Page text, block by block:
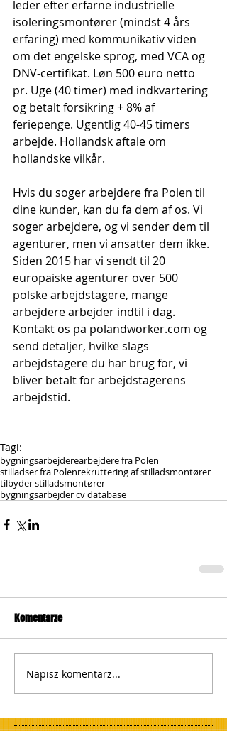
leder efter erfarne industrielle
isoleringsmontører (mindst 4 års
erfaring) med kommunikativ viden
om det engelske sprog, med VCA og
DNV-certifikat. Løn 500 euro netto
pr. Uge (40 timer) med indkvartering
og betalt forsikring + 8% af
feriepenge. Ugentlig 40-45 timers
arbejde. Hollandsk aftale om
hollandske vilkår.
Hvis du soger arbejdere fra Polen til
dine kunder, kan du fa dem af os. Vi
soger arbejdere, og vi sender dem til
agenturer, men vi ansatter dem ikke.
Siden 2015 har vi sendt til 20
europaiske agenturer over 500
polske arbejdstagere, mange
arbejdere arbejder indtil i dag.
Kontakt os pa polandworker.com og
send detaljer, hvilke slags
arbejdstagere du har brug for, vi
bliver betalt for arbejdstagerens
arbejdstid.
Tagi:
bygningsarbejderearbejdere fra Polen
stilladser fra Polenrekruttering af stilladsmontører
tilbyder stilladsmontører
bygningsarbejder cv database
Komentarze
Napisz komentarz...